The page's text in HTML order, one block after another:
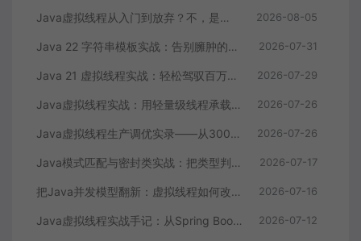
Java虚拟线程从入门到放弃？不，是上手到真香 2026-08-05
Java 22 字符串模板实战：告别臃肿的字符串拼接和SQL注入风险 2026-07-31
Java 21 虚拟线程实战：轻松驾驭百万级并发任务 2026-07-29
Java虚拟线程实战：用轻量级线程承载数万并发请求 2026-07-26
Java虚拟线程生产调优实录——从300ms接口耗时到12ms的完整复盘 2026-07-26
Java模式匹配与密封类实战：把类型判断从一堆if-else变成编译期安全的状态机 2026-07-17
把Java并发模型翻新：虚拟线程如何改写高并发服务吞吐量 2026-07-16
Java虚拟线程实战手记：从Spring Boot迁移到性能压测的完整复盘 2026-07-12